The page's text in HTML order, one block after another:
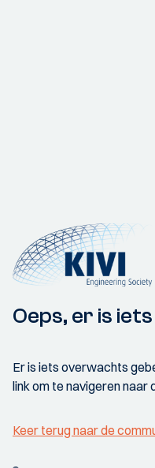
Oeps, er is
Er is iets overwachts
link om te navigeren naar
Keer terug naar de